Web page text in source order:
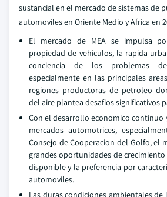
sustancial en el mercado de sistemas de
automoviles en Oriente Medio y Africa en
El mercado de MEA se impulsa
propiedad de vehiculos, la rapida
conciencia de los problemas
especialmente en las principales
regiones productoras de petroleo
del aire plantea desafios significativos
Con el desarrollo economico continuo
mercados automotrices,
Consejo de Cooperacion del Golfo, el
grandes oportunidades de
disponible y la preferencia por
automoviles.
Las duras condiciones ambientales de